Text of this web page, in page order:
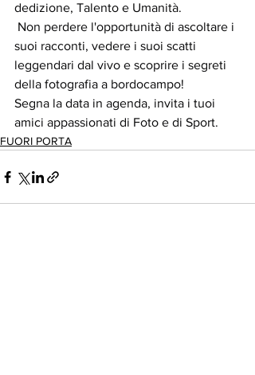
dedizione, Talento e Umanità.
Non perdere l'opportunità di ascoltare i
suoi racconti, vedere i suoi scatti
leggendari dal vivo e scoprire i segreti
della fotografia a bordocampo!
Segna la data in agenda, invita i tuoi
amici appassionati di Foto e di Sport.
FUORI PORTA